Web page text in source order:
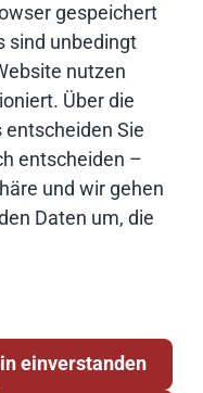
gespeichert
sind unbedingt
nutzen
Über die
Sie
entscheiden –
und wir gehen
Daten um, die
einverstanden